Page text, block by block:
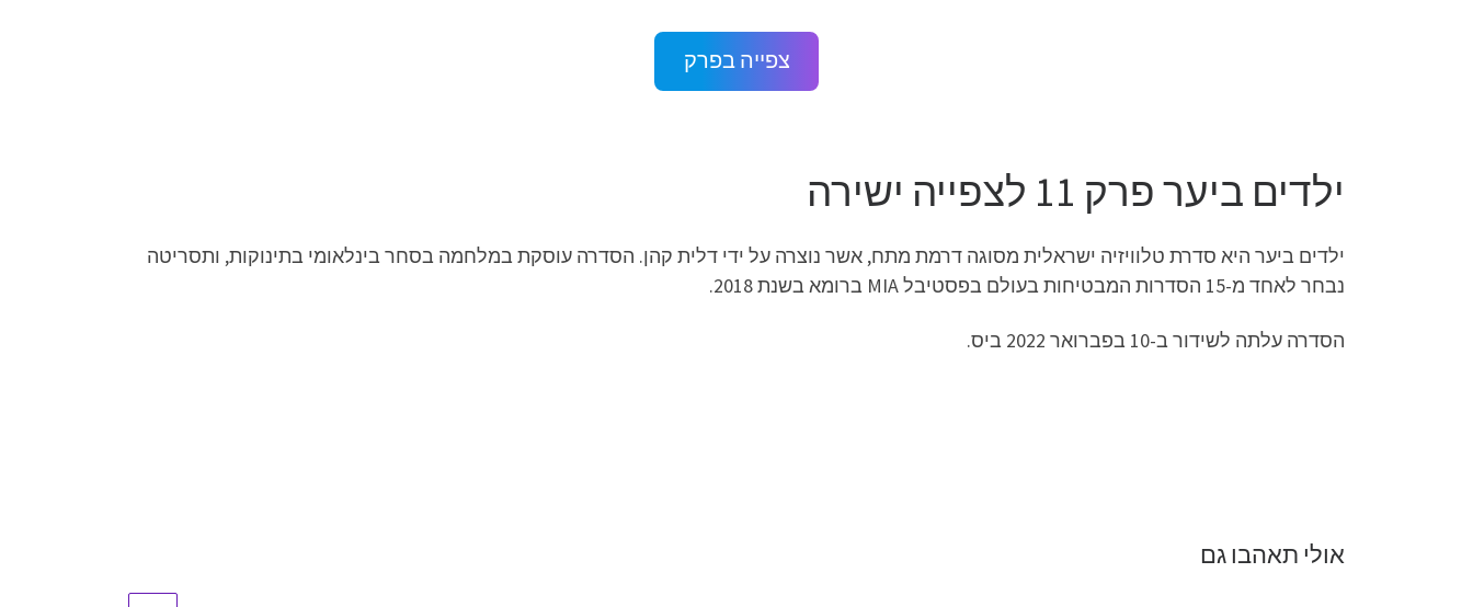
צפייה בפרק
ילדים ביער פרק 11 לצפייה ישירה
ילדים ביער היא סדרת טלוויזיה ישראלית מסוגה דרמת מתח, אשר נוצרה על ידי דלית קהן. הסדרה עוסקת במלחמה בסחר בינלאומי בתינוקות, ותסריטה
נבחר לאחד מ-15 הסדרות המבטיחות בעולם בפסטיבל MIA ברומא בשנת 2018.
הסדרה עלתה לשידור ב-10 בפברואר 2022 ביס.
אולי תאהבו גם